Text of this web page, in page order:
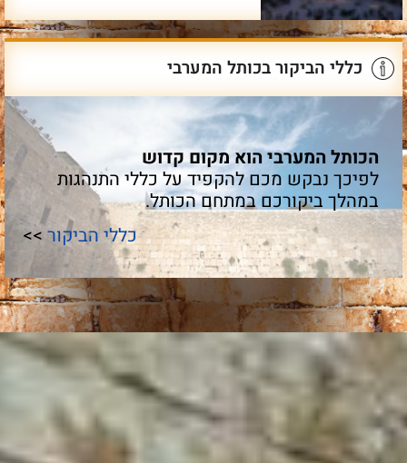
כללי הביקור בכותל המערבי
הכותל המערבי הוא מקום קדוש
לפיכך נבקש מכם להקפיד על כללי התנהגות
במהלך ביקורכם במתחם הכותל.
כללי הביקור >>